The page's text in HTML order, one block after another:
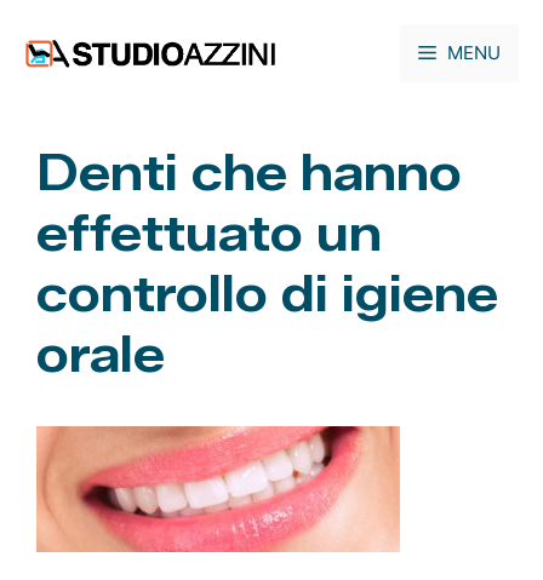
contenuto
MENU
Denti che hanno
effettuato un
controllo di igiene
orale